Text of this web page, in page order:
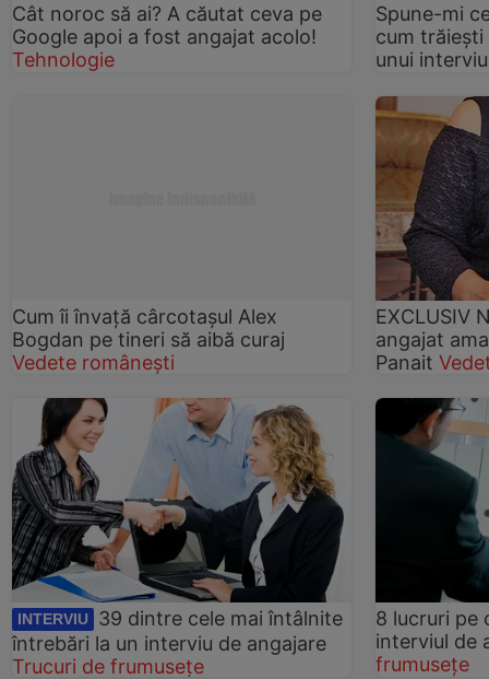
Cât noroc să ai? A căutat ceva pe
Google apoi a fost angajat acolo!
Tehnologie
Spune-mi
cum trăieşti
unui
Cum îi învaţă cârcotaşul Alex
Bogdan pe tineri să aibă curaj
Vedete românești
EXCLUSIV
angajat
Panait
INTERVIU
39 dintre cele mai întâlnite
întrebări la un interviu de angajare
Trucuri de frumusețe
8 lucruri pe
interviul de
frumusețe